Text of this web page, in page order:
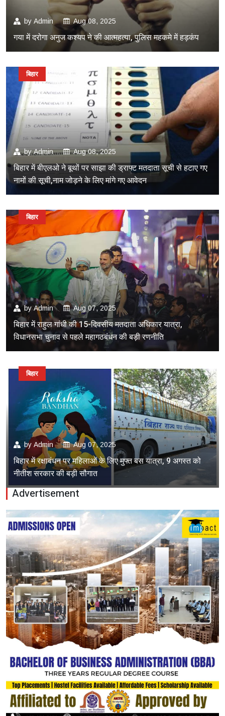
by Admin Aug 08, 2025
गया में दरोगा अनुज कश्यप ने की आत्महत्या, पुलिस महकमे में हड़कंप
byAdmin Aug 08, 2025
बिहार में बीएलओ ने बूथों पर साझा की ड्राफ्ट मतदाता सूची से हटाए गए
नामों की सूची,नाम जोड़ने के लिए मांगे गए आवेदन
बिहार
byAdmin Aug 07, 2025
बिहार में राहुल गांधी की 15-दिवसीय मतदाता अधिकार यात्रा,
विधानसभा चुनाव से पहले महागठबंधन की बड़ी रणनीति
बिहार
by Admin Aug 07, 2025
बिहार में रक्षाबंधन पर महिलाओं के लिए मुफ्त बस यात्रा, 9 अगस्त को
नीतीश सरकार की बड़ी सौगात
बिहार
Advertisement